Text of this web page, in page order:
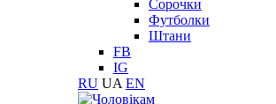
Сорочки
Футболки
Штани
FB
IG
RU UA EN